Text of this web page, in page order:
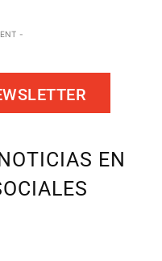
-
EN